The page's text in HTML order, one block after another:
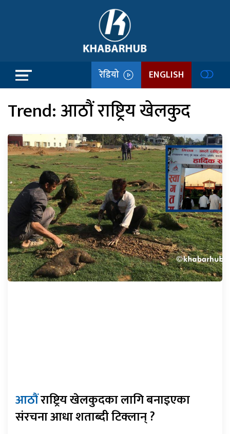
रेडियो ENGLISH
Trend:आठौं राष्ट्रिय खेलकुद
आठौंराष्ट्रिय खेलकुदका लागि बनाइएका
संरचना आधा शताब्दी टिक्लान् ?